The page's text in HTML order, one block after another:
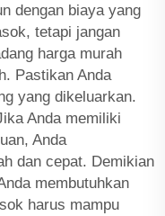
dengan biaya yang
tetapi jangan
harga murah
Pastikan Anda
yang dikeluarkan.
Anda memiliki
Anda
dan cepat. Demikian
membutuhkan
harus mampu